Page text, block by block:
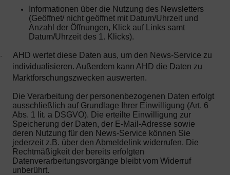
Informationen über die Nutzung des Newsletters
(Geöffnet/ nicht geöffnet mit Datum/Uhrzeit und
Anzahl der Öffnungen, Klick auf Links samt
Datum/Uhrzeit des 1. Klicks).
·
AHD wertet diese Daten aus, um den News-Service zu
individualisieren. Außerdem kann AHD die Daten zu
Marktforschungszwecken auswerten.
Die Verarbeitung der personenbezogenen Daten erfolgt
ausschließlich auf Grundlage Ihrer Einwilligung (Art. 6
Abs. 1 lit. a DSGVO). Die erteilte Einwilligung zur
Speicherung der Daten, der E-Mail-Adresse sowie
deren Nutzung für den News-Service können Sie
jederzeit z.B. über den Abmeldelink widerrufen. Die
Rechtmäßigkeit der bereits erfolgten
Datenverarbeitungsvorgänge bleibt vom Widerruf
unberührt.